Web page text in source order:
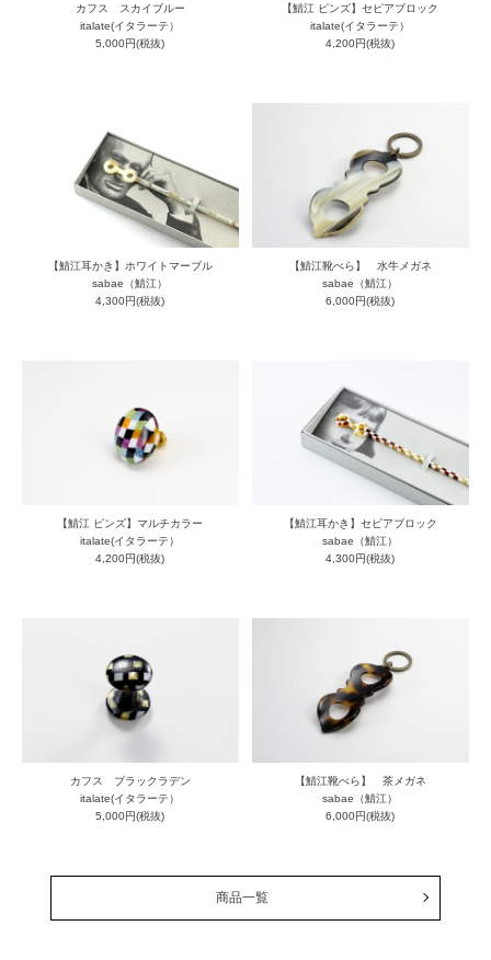
カフス スカイブルー
italate(イタラーテ）
5,000円(税抜)
【鯖江 ピンズ】セピアブロック
italate(イタラーテ）
4,200円(税抜)
【鯖江耳かき】ホワイトマーブル
sabae（鯖江）
4,300円(税抜)
【鯖江靴べら】 水牛メガネ
sabae（鯖江）
6,000円(税抜)
【鯖江 ピンズ】マルチカラー
italate(イタラーテ）
4,200円(税抜)
【鯖江耳かき】セピアブロック
sabae（鯖江）
4,300円(税抜)
カフス ブラックラデン
italate(イタラーテ）
5,000円(税抜)
【鯖江靴べら】 茶メガネ
sabae（鯖江）
6,000円(税抜)
商品一覧